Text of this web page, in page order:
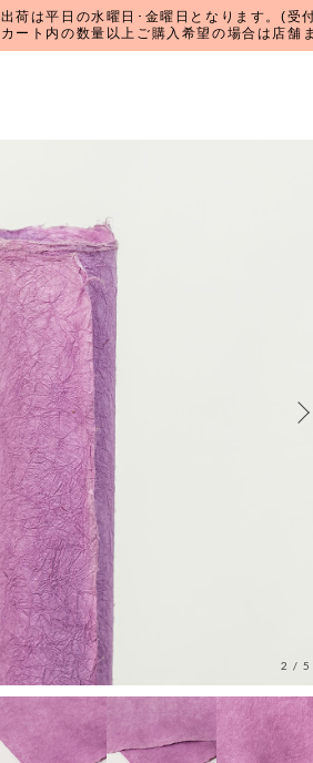
出荷は平日の水曜日･金曜日となります。(受
カート内の数量以上ご購入希望の場合は店舗
3 / 5